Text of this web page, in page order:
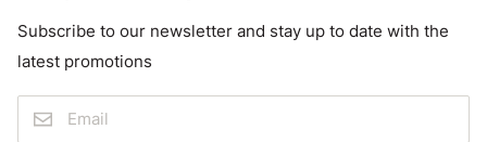
Subscribe to our newsletter and stay up to date with the
latest promotions